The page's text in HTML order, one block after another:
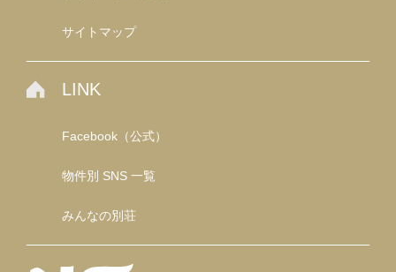
サイトマップ
LINK
Facebook（公式）
物件別 SNS 一覧
みんなの別荘